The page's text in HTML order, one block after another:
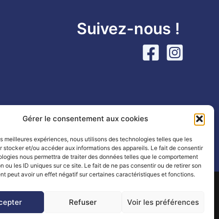
Gérer le consentement aux cookies
meilleures expériences, nous utilisons des technologies telles que les
stocker et/ou accéder aux informations des appareils. Le fait de consentir
nous permettra de traiter des données telles que le comportement
ou les ID uniques sur ce site. Le fait de ne pas consentir ou de retirer son
peut avoir un effet négatif sur certaines caractéristiques et fonctions.
Refuser Voir les préférences
Suivez-nous !
Partenaires|Mentions légales